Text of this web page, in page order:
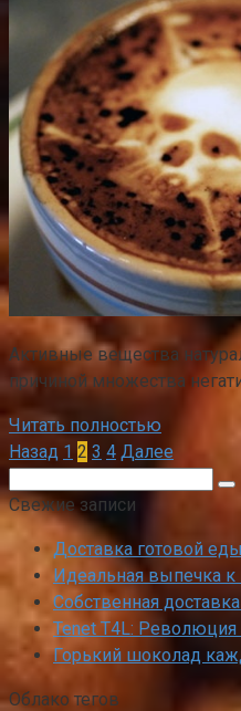
Активные вещества
причиной множества
Читать полностью
Пагинация
Назад 1 2 3 4 Далее
Свежие записи
Доставка готовой
Идеальная выпечка
Собственная
Tenet T4L:
Горький шоколад
Облако тегов